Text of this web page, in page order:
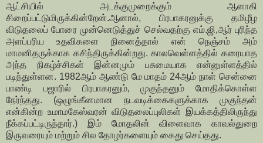
ஆட்சியில் அடக்குமுறைக்கும் ஆளாகி
சிறைப்பட்டுமிருக்கின்றேன்.ஆனால், பிரபாகரனுக்கு தமிழீழ
விடுதலைப் போரை முன்னெடுத்துச் செல்வதற்கு எம்.ஜி,ஆர் புரிந்த
அளப்பரிய உதவிகளை நினைத்தால் என் நெஞ்சம் அம்
மாமனிதருக்காக கசிந்திருக்கின்றது. காலவெள்ளத்தில் கரையாத
அந்த நிகழ்ச்சிகள் இன்னமும் பசுமையாக என்னுள்ளத்தில்
படிந்துள்ளன. 1982ஆம் ஆண்டு மே மாதம் 24ஆம் நாள் சென்னை
பாண்டி பஜாரில் பிரபாகரனும், முகுந்தனும் மோதிக்கொள்ள
நேர்ந்தது. (ஒழுங்கீனமான நடவடிக்கைகளுக்காக முகுந்தன்
என்கின்ற உமாமகேஸ்வரன் விடுதலைப்புலிகள் இயக்கத்திலிருந்து
நீக்கப்பட்டிருந்தார்.) இம் மோதலின் விளைவாக காவல்துறை
இருவரையும் மற்றும் சில தோழர்களையும் கைது செய்தது.